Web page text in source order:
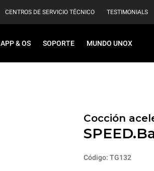
CENTROS DE SERVICIO TÉCNICO TESTIMONIALS
APP & OS SOPORTE MUNDO UNOX
Cocción
Código: TG132